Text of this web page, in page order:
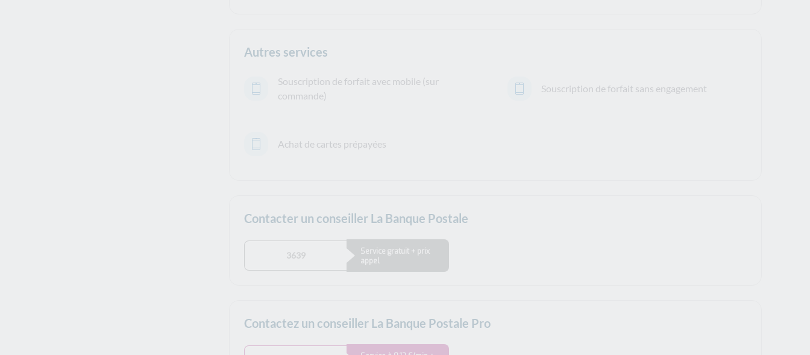
Autres services
Souscription de forfait avec mobile (sur
commande)
Souscription de forfait sans engagement
Achat de cartes prépayées
Contacter un conseiller La Banque Postale
3639
Service gratuit + prix
appel
Contactez un conseiller La Banque Postale Pro